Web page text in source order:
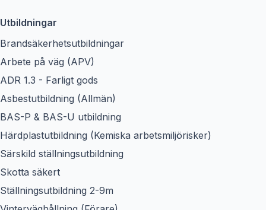
Utbildningar
Brandsäkerhetsutbildningar
Arbete på väg (APV)
ADR 1.3 - Farligt gods
Asbestutbildning (Allmän)
BAS-P & BAS-U utbildning
Härdplastutbildning (Kemiska arbetsmiljörisker)
Särskild ställningsutbildning
Skotta säkert
Ställningsutbildning 2-9m